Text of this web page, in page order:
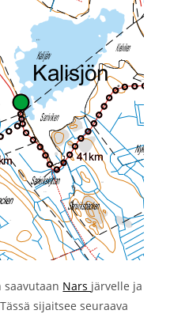
saavutaan Nars järvelle ja
sijaitsee seuraava